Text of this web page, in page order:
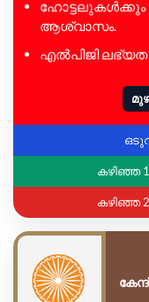
ഹോട്ടലുകൾക്കും
ആശ്വാസം.
എൽപിജി ലഭ്യത
കഴിഞ്ഞ
കഴിഞ്ഞ